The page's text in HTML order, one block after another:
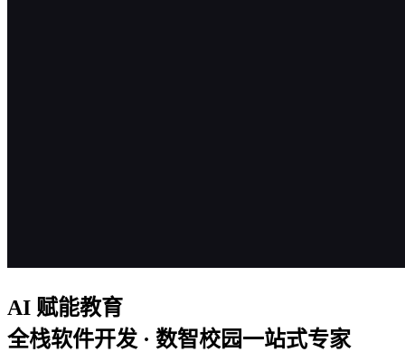
AI 赋能教育
全栈软件开发 · 数智校园一站式专家